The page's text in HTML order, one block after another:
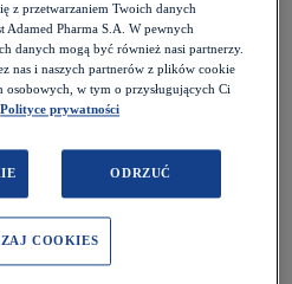
moczowych
z przetwarzaniem Twoich danych
Pharma S.A. W pewnych
danych mogą być również nasi partnerzy.
nas i naszych partnerów z plików cookie
w tym o przysługujących Ci
Polityce prywatności
ODRZUĆ
COOKIES